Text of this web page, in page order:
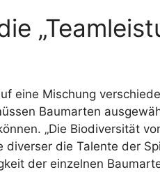
eine Mischung
Baumarten
„Die Biodiversität
die Talente der
der einzelnen